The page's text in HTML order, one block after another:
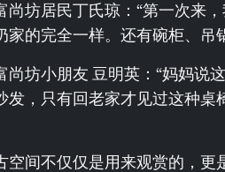
尚坊居民丁氏琼：“第一次来
家的完全一样。还有碗柜、
尚坊小朋友 豆明英：“妈妈说
发，只有回老家才见过这种
空间不仅仅是用来观赏的，